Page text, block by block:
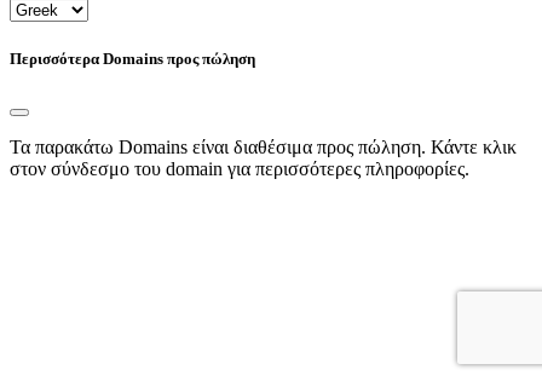
Περισσότερα Domains προς πώληση
Τα παρακάτω Domains είναι διαθέσιμα προς πώληση. Κάντε κλικ
στον σύνδεσμο του domain για περισσότερες πληροφορίες.